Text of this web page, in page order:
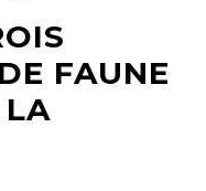
FAUNE
LA